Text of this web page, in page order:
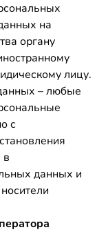
на
органу
лицу.
– любые
с
в
данных и